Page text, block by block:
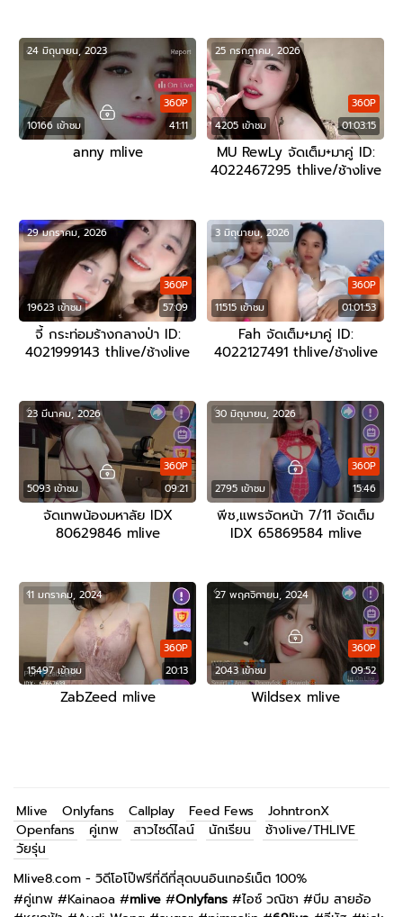
10166 เข้าชม 41:11
360P
24 มิถุนายน, 2023
anny mlive
4205 เข้าชม 01:03:15
360P
25 กรกฎาคม, 2026
MU RewLy จัดเต็ม+มาคู่ ID:
4022467295 thlive/ช้างlive
19623 เข้าชม 57:09
360P
29 มกราคม, 2026
จี้ กระท่อมร้างกลางป่า ID:
4021999143 thlive/ช้างlive
11515 เข้าชม 01:01:53
360P
3 มิถุนายน, 2026
Fah จัดเต็ม+มาคู่ ID:
4022127491 thlive/ช้างlive
5093 เข้าชม 09:21
360P
23 มีนาคม, 2026
จัดเทพน้องมหาลัย IDX
80629846 mlive
2795 เข้าชม 15:46
360P
30 มิถุนายน, 2026
พีช,แพรจัดหน้า 7/11 จัดเต็ม
IDX 65869584 mlive
15497 เข้าชม 20:13
360P
11 มกราคม, 2024
ZabZeed mlive
2043 เข้าชม 09:52
360P
27 พฤศจิกายน, 2024
Wildsex mlive
Mlive Onlyfans Callplay Feed Fews
JohntronX
Openfans
คู่เทพ สาวไซด์ไลน์ นักเรียน
ช้างlive/THLIVE
วัยรุ่น
Mlive8.com - วิดีโอโป๊ฟรีที่ดีที่สุดบนอินเทอร์เน็ต 100%
#คู่เทพ #Kainaoa #mlive #Onlyfans #ไอซ์ วณิชา #บีม สายอ้อ